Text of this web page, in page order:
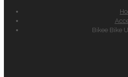
Bikee Bike